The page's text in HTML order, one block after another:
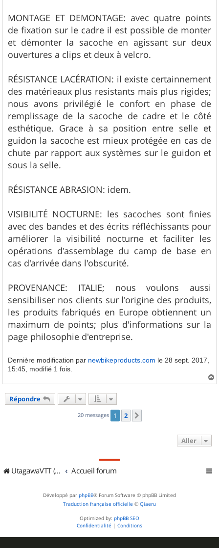
MONTAGE ET DEMONTAGE: avec quatre points
de fixation sur le cadre il est possible de monter
et démonter la sacoche en agissant sur deux
ouvertures a clips et deux à velcro.
RÉSISTANCE LACÉRATION: il existe certainnement
des matérieaux plus resistants mais plus rigides;
nous avons privilégié le confort en phase de
remplissage de la sacoche de cadre et le côté
esthétique. Grace à sa position entre selle et
guidon la sacoche est mieux protégée en cas de
chute par rapport aux systèmes sur le guidon et
sous la selle.
RÉSISTANCE ABRASION: idem.
VISIBILITÉ NOCTURNE: les sacoches sont finies
avec des bandes et des écrits réfléchissants pour
améliorer la visibilité nocturne et faciliter les
opérations d'assemblage du camp de base en
cas d'arrivée dans l'obscurité.
PROVENANCE: ITALIE; nous voulons aussi
sensibiliser nos clients sur l'origine des produits,
les produits fabriqués en Europe obtiennent un
maximum de points; plus d'informations sur la
page philosophie d'entreprise.
Dernière modification par newbikeproducts.com le 28 sept. 2017,
15:45, modifié 1 fois.
a
Répondre
20 messages 1 2
Aller
UtagawaVTT (Randos VTT et VTTAE avec traces GPS) Accueil forum
Développé par phpBB® Forum Software © phpBB Limited
Traduction française officielle © Qiaeru
Optimized by: phpBB SEO
Confidentialité | Conditions